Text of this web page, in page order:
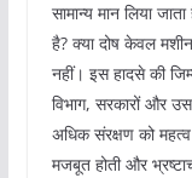
सामान्य मान लिया
है? क्या दोष केवल
नहीं। इस हादसे की
विभाग, सरकारों और
अधिक संरक्षण को महत्व
मजबूत होती और